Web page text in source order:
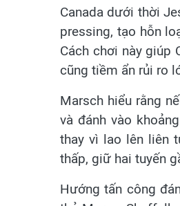
Canada dưới thời
pressing, tạo hỗn
Cách chơi này giúp
cũng tiềm ẩn rủi ro
Marsch hiểu rằng
và đánh vào
thay vì lao lên liên
thấp, giữ hai tuyến
Hướng tấn công